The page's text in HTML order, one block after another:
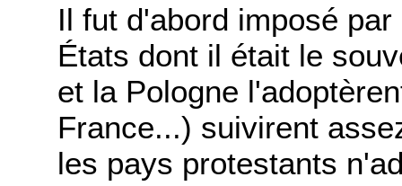
Il fut d'abord imposé
États dont il était le
et la Pologne
France...) suivirent
les pays protestants